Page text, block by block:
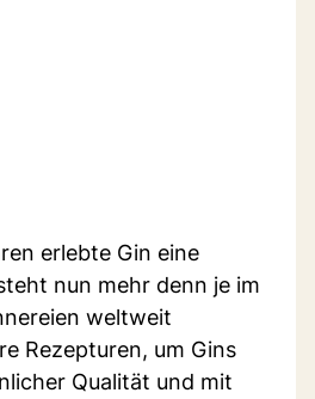
erlebte Gin eine
nun mehr denn je im
weltweit
Rezepturen, um Gins
Qualität und mit